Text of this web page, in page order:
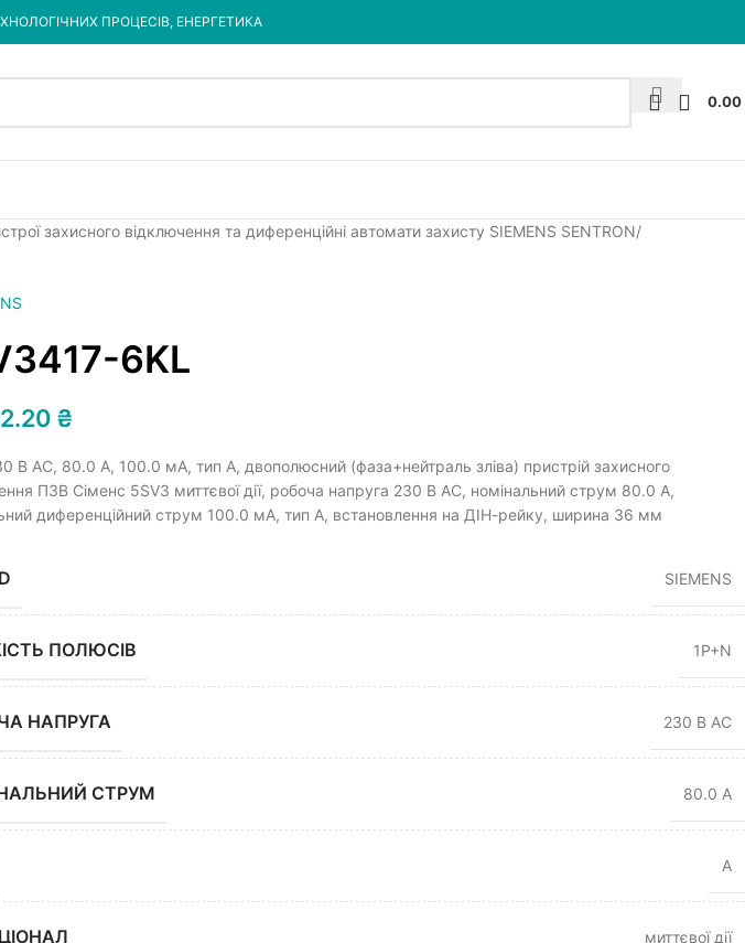
ПРОЦЕСІВ, ЕНЕРГЕТИКА
0.00
захисного відключення та диференційні автомати захисту SIEMENS SENTRON
6KL
₴
В АС, 80.0 A, 100.0 мА, тип A, двополюсний (фаза+нейтраль зліва) пристрій захисного
ПЗВ Сіменс 5SV3 миттєвої дії, робоча напруга 230 В АС, номінальний струм 80.0 A,
диференційний струм 100.0 мА, тип A, встановлення на ДІН-рейку, ширина 36 мм
SIEMENS
ПОЛЮСІВ 1P+N
НАПРУГА 230 В AC
СТРУМ 80.0 А
A
миттєвої дії